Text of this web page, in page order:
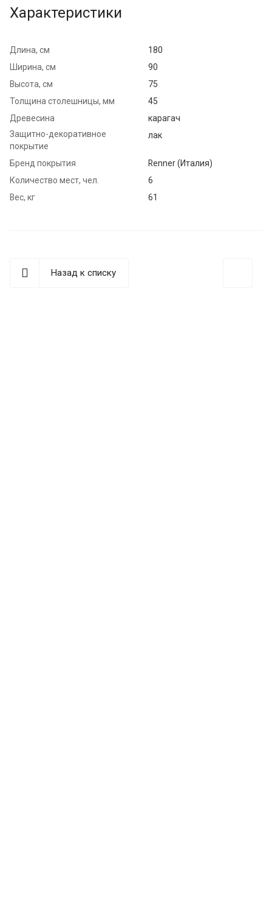
Характеристики
Длина, см
180
Ширина, см
90
Высота, см
75
Толщина столешницы, мм
45
Древесина
карагач
Защитно-декоративное
покрытие
лак
Бренд покрытия
Renner (Италия)
Количество мест, чел.
6
Вес, кг
61
Назад к списку